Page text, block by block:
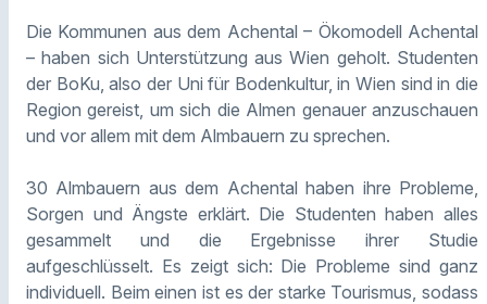
Die Kommunen aus dem Achental – Ökomodell Achental
– haben sich Unterstützung aus Wien geholt. Studenten
der BoKu, also der Uni für Bodenkultur, in Wien sind in die
Region gereist, um sich die Almen genauer anzuschauen
und vor allem mit dem Almbauern zu sprechen.
30 Almbauern aus dem Achental haben ihre Probleme,
Sorgen und Ängste erklärt. Die Studenten haben alles
gesammelt und die Ergebnisse ihrer Studie
aufgeschlüsselt. Es zeigt sich: Die Probleme sind ganz
individuell. Beim einen ist es der starke Tourismus, sodass